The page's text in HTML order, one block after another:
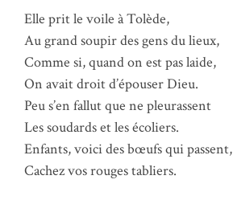
Elle prit le voile à Tolède,
Au grand soupir des gens du lieux,
Comme si, quand on est pas laide,
On avait droit d’épouser Dieu.
Peu s’en fallut que ne pleurassent
Les soudards et les écoliers.
Enfants, voici des bœufs qui passent,
Cachez vos rouges tabliers.